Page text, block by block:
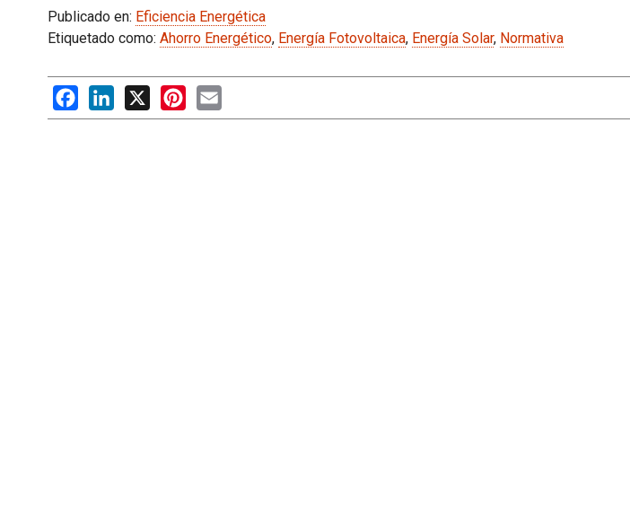
Publicado en: Eficiencia Energética
Etiquetado como: Ahorro Energético, Energía Fotovoltaica, Energía Solar, Normativa
FacebookLinkedIn
X PinterestEmail